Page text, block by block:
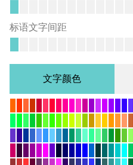
标语文字间距
文字颜色